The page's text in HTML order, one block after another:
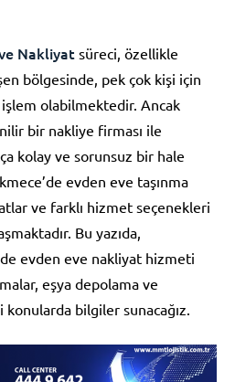
Nakliyat süreci, özellikle
bölgesinde, pek çok kişi için
işlem olabilmektedir. Ancak
bir nakliye firması ile
kolay ve sorunsuz bir hale
evden eve taşınma
ve farklı hizmet seçenekleri
Bu yazıda,
evden eve nakliyat hizmeti
eşya depolama ve
konularda bilgiler sunacağız.